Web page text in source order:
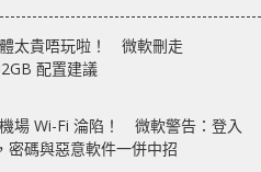
太貴唔玩啦！ 微軟刪走
配置建議
場 Wi-Fi 淪陷！ 微軟警告：登入
密碼與惡意軟件一併中招